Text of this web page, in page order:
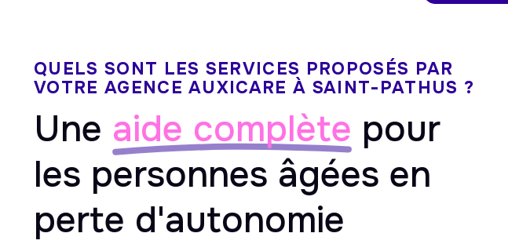
QUELS SONT LES SERVICES PROPOSÉS PAR
VOTRE AGENCE AUXICARE À SAINT-PATHUS ?
Une aide complète pour
les personnes âgées en
perte d'autonomie